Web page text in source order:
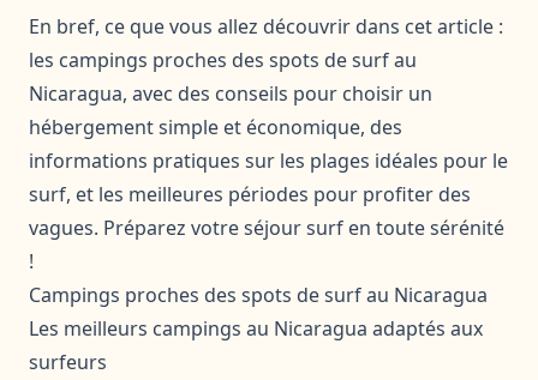
En bref, ce que vous allez découvrir dans cet article :
les campings proches des spots de surf au
Nicaragua, avec des conseils pour choisir un
hébergement simple et économique, des
informations pratiques sur les plages idéales pour le
surf, et les meilleures périodes pour profiter des
vagues. Préparez votre séjour surf en toute sérénité
!
Campings proches des spots de surf au Nicaragua
Les meilleurs campings au Nicaragua adaptés aux
surfeurs